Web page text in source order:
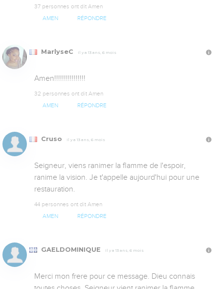
37 personnes ont dit Amen
AMEN RÉPONDRE
MarlyseC Il y a 13 ans, 6 mois
Amen!!!!!!!!!!!!!!!!
32 personnes ont dit Amen
AMEN RÉPONDRE
Cruso Il y a 13 ans, 6 mois
Seigneur, viens ranimer la flamme de l'espoir,
ranime la vision. Je t'appelle aujourd'hui pour une
restauration.
44 personnes ont dit Amen
AMEN RÉPONDRE
GAELDOMINIQUE Il y a 13 ans, 6 mois
Merci mon frere pour ce message. Dieu connais